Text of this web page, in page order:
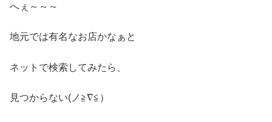
へぇ～～～
地元では有名なお店かなぁと
ネットで検索してみたら、
見つからない(ノ≧∇≦）